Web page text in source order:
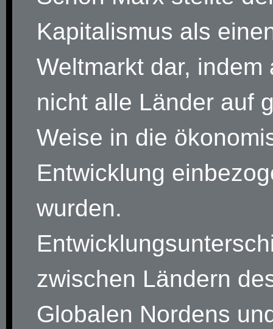
Kapitalismus als
Weltmarkt dar, indem
nicht alle Länder auf
Weise in die
Entwicklung
wurden.
zwischen Ländern
Globalen Nordens